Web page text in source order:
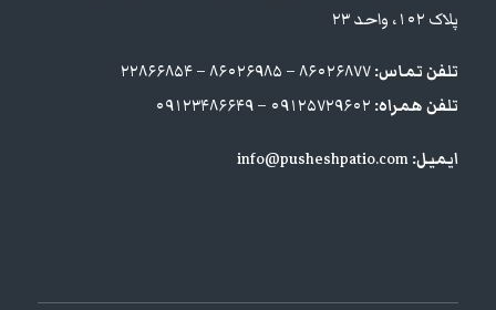
پلاک ۱۰۲، واحد ۲۳
تلفن تماس:
تلفن همراه: ۰۹۱۲۵۷۲۹۶۰۲ – ۰۹۱۲۳۴۸۶۶۴۹
ایمیل:info@pusheshpatio.com